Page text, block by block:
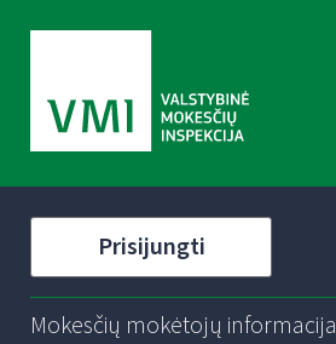
Prisijungti
Mokesčių mokėtojų informacija